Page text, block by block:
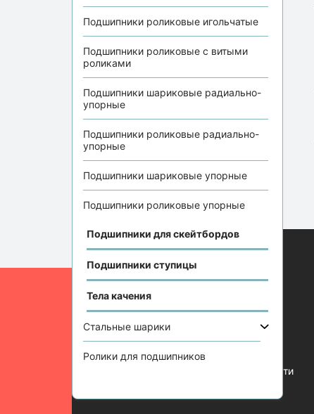
Подшипники роликовые игольчатые
Подшипники роликовые с витыми
роликами
Подшипники шариковые радиально-
упорные
Подшипники роликовые радиально-
упорные
Подшипники шариковые упорные
Подшипники роликовые упорные
Подшипники для скейтбордов
Подшипники ступицы
Тела качения
Стальные шарики
Ролики для подшипников
Информация
Отзывы
Статьи
Политика конфиденциальности